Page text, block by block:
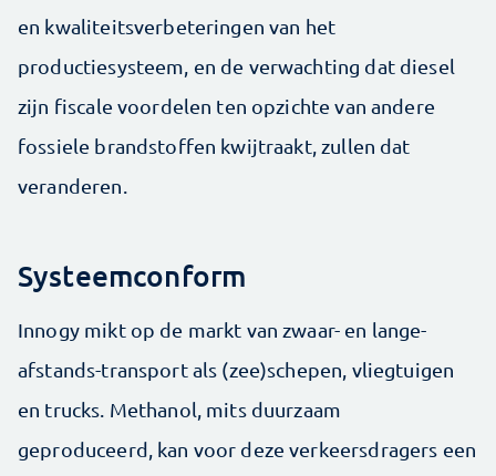
en kwaliteitsverbeteringen van het
productiesysteem, en de verwachting dat diesel
zijn fiscale voordelen ten opzichte van andere
fossiele brandstoffen kwijtraakt, zullen dat
veranderen.
Systeemconform
Innogy mikt op de markt van zwaar- en lange-
afstands-transport als (zee)schepen, vliegtuigen
en trucks. Methanol, mits duurzaam
geproduceerd, kan voor deze verkeersdragers een